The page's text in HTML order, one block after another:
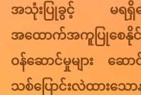
အသုံးပြုခွင့် မရ
အထောက်အကူပြုစ
ဝန်ဆောင်မှုများ ဆေ
သစ်ပြောင်းလဲထားသေ